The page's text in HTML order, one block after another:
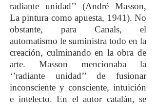
radiante unidad’’ (André Masson,
La pintura como apuesta, 1941). No
obstante, para Canals, el
automatismo le suministra todo en la
creación, culminando en la obra de
arte. Masson mencionaba la
‘’radiante unidad’’ de fusionar
inconsciente y consciente, intuición
e intelecto. En el autor catalán, se